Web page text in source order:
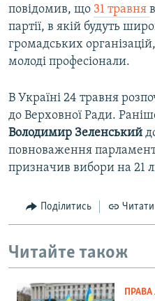
повідомив, що 31 травня
партії, в якій будуть
громадських
молоді професіонали.
В Україні 24 травня
до Верховної Ради.
Володимир Зеленський
повноваження
призначив вибори на 21
Поділитись
Читайте також